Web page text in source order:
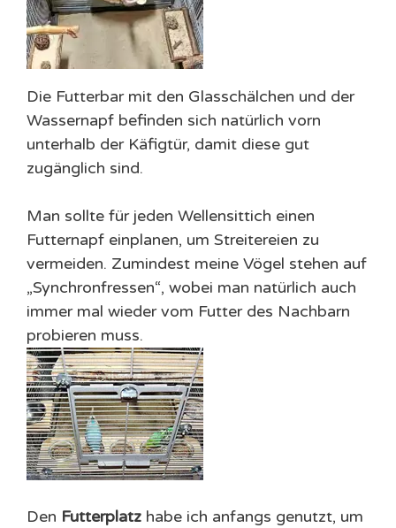
Die Futterbar mit den Glasschälchen und der
Wassernapf befinden sich natürlich vorn
unterhalb der Käfigtür, damit diese gut
zugänglich sind.
Man sollte für jeden Wellensittich einen
Futternapf einplanen, um Streitereien zu
vermeiden. Zumindest meine Vögel stehen auf
„Synchronfressen“, wobei man natürlich auch
immer mal wieder vom Futter des Nachbarn
probieren muss.
Den Futterplatz habe ich anfangs genutzt, um